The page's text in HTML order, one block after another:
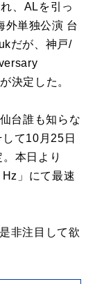
、ALを引っ
外単独公演 台
だが、神戸/
決定した。
台誰も知らな
て10月25日
本日より
」にて最速
非注目して欲